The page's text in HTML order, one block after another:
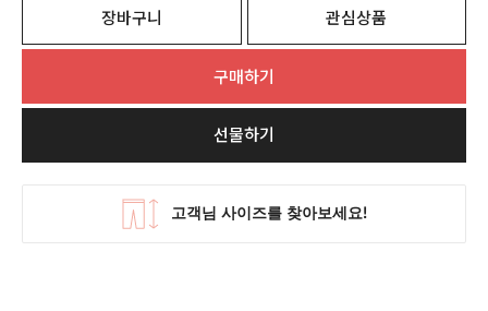
장바구니 관심상품
구매하기
선물하기